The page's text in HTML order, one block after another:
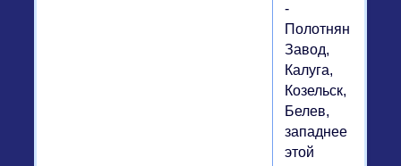
-
Полотняный
Завод,
Калуга,
Козельск,
Белев,
западнее
этой